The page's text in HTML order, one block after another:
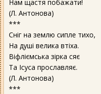
Нам щастя побажати!
(Л. Антонова)
***
Сніг на землю сипле тихо,
На душі велика втіха.
Віфліємська зірка сяє
Та Ісуса прославляє.
(Л. Антонова)
***